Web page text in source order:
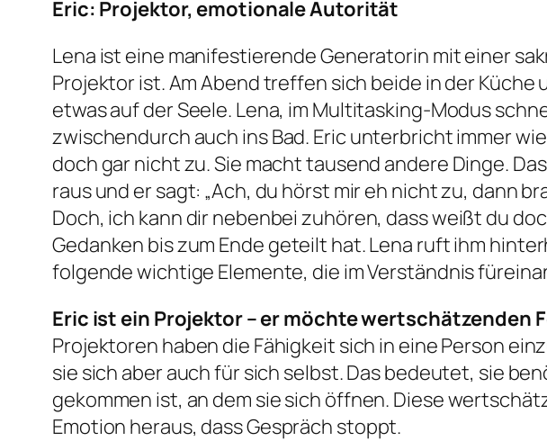
Eric: Projektor, emotionale Autorität
Lena ist eine manifestierende Generatorin mit einer
Projektor ist. Am Abend treffen sich beide in der
etwas auf der Seele. Lena, im Multitasking-Modus
zwischendurch auch ins Bad. Eric unterbricht immer
doch gar nicht zu. Sie macht tausend andere Dinge.
raus und er sagt: „Ach, du hörst mir eh nicht zu, dann
Doch, ich kann dir nebenbei zuhören, dass weißt du
Gedanken bis zum Ende geteilt hat. Lena ruft ihm
folgende wichtige Elemente, die im Verständnis
Eric ist ein Projektor – er möchte wertschätzenden
Projektoren haben die Fähigkeit sich in eine Person
sie sich aber auch für sich selbst. Das bedeutet, sie
gekommen ist, an dem sie sich öffnen. Diese
Emotion heraus, dass Gespräch stoppt.